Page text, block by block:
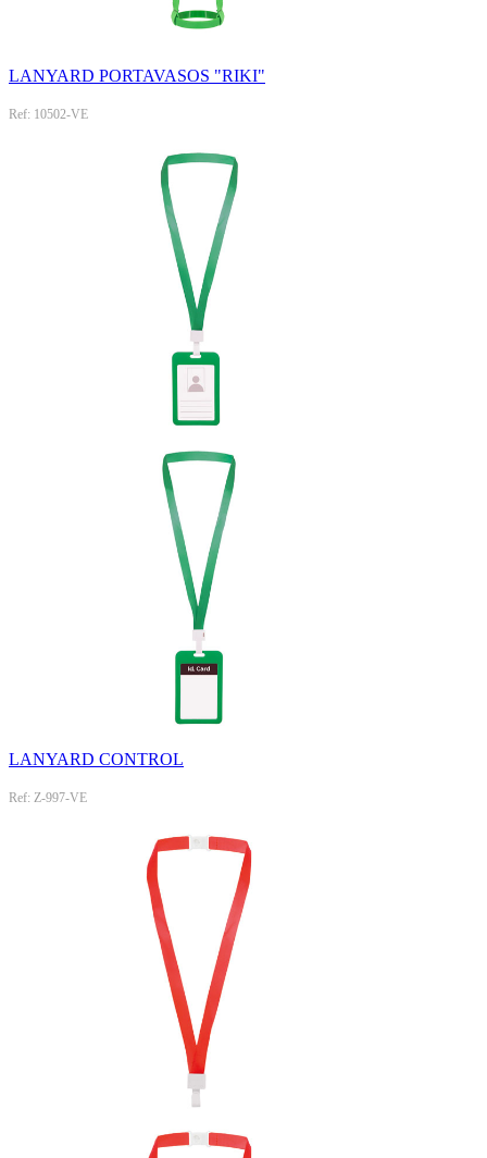
LANYARD PORTAVASOS "RIKI"
Ref: 10502-VE
LANYARD CONTROL
Ref: Z-997-VE